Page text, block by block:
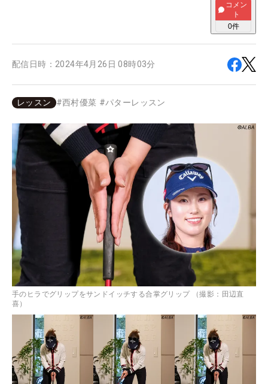
コメン
ト
0件
配信日時： 2024年4月26日 08時03分
レッスン #西村優菜 #パターレッスン
手のヒラでグリップをサンドイッチする合掌グリップ （撮影：田辺直
喜）